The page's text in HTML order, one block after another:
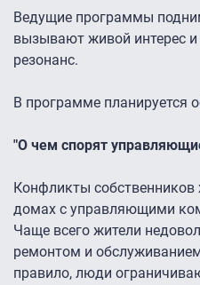
Ведущие программы
вызывают живой интерес
резонанс.
В программе планируется
"О чем спорят
Конфликты
домах с управляющими
Чаще всего жители
ремонтом и
правило, люди